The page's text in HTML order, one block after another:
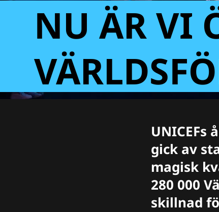
NU ÄR VI
UNICEFs
gick av
magisk
280 000
skillnad